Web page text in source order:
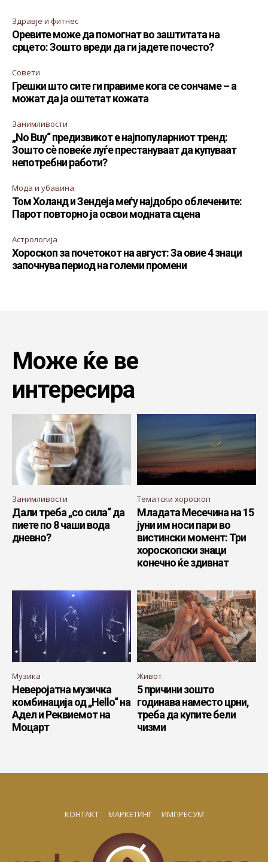
Здравје и фитнес
Оревите може да помогнат во заштитата на
срцето: Зошто вреди да ги јадете почесто?
Совети
Грешки што сите ги правиме кога се сончаме – а
можат да ја оштетат кожата
Занимливости
„No Buy“ предизвикот е најпопуларниот тренд:
Зошто сè повеќе луѓе престануваат да купуваат
непотребни работи?
Мода и убавина
Том Холанд и Зендеја меѓу најдобро облечените:
Парот повторно ја освои модната сцена
Астрологија
Хороскоп за почетокот на август: За овие 4 знаци
започнува период на големи промени
Може ќе ве
интересира
Занимливости
Дали треба „со сила“ да
пиете по 8 чаши вода
дневно?
Тематски хороскоп
Младата Месечина на 15
јуни им носи пари во
вистински момент: Три
хороскопски знаци
конечно ќе здивнат
Музика
Неверојатна музичка
комбинација од „Hello“ на
Адел и Реквиемот на
Моцарт
Живот
5 причини зошто
годинава наместо црни,
треба да купите бели
чизми
КОНТАКТ МАРКЕТИНГ ИМПРЕСУМ